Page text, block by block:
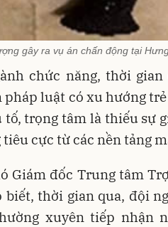
gây ra vụ án chấn động tại
chức năng, thời
pháp luật có xu hướng
trọng tâm là thiếu sự
cực từ các nền tảng
Giám đốc Trung tâm
biết, thời gian qua, đội
xuyên tiếp nhận